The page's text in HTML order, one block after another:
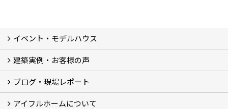
イベント・モデルハウス
イベント
モデルハウス見学
建築実例・お客様の声
建築実例
お客様の声
ブログ・現場レポート
ブログ
現場レポート
アイフルホームについて